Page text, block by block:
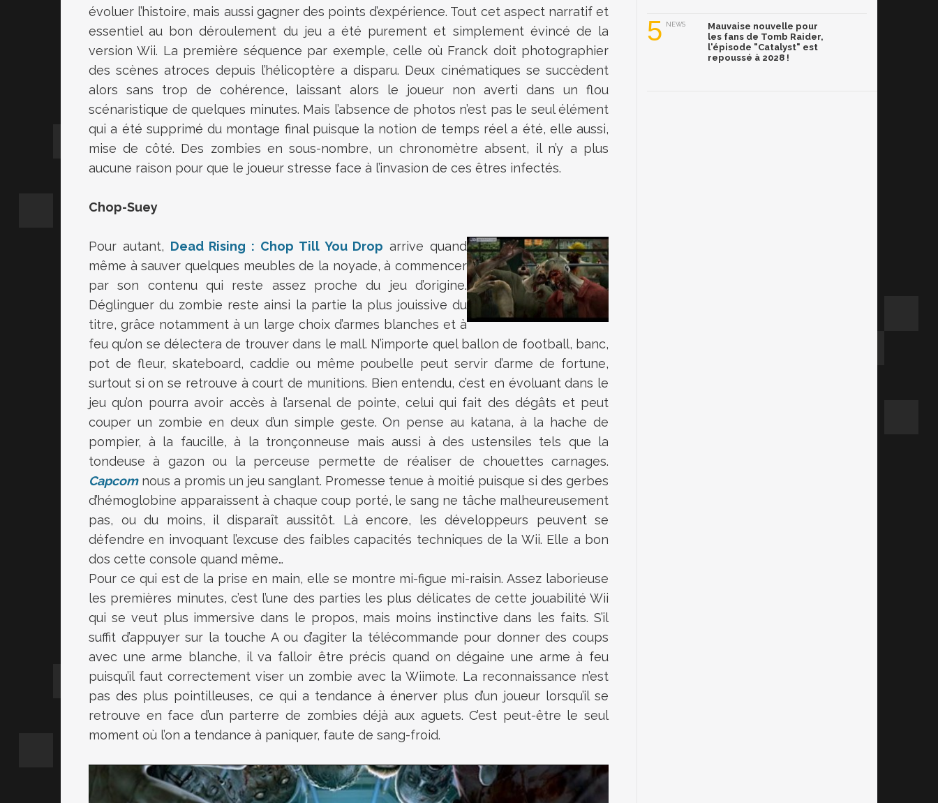
évoluer l’histoire, mais aussi gagner des points d’expérience. Tout cet aspect narratif et
essentiel au bon déroulement du jeu a été purement et simplement évincé de la
version Wii. La première séquence par exemple, celle où Franck doit photographier
des scènes atroces depuis l’hélicoptère a disparu. Deux cinématiques se succèdent
alors sans trop de cohérence, laissant alors le joueur non averti dans un flou
scénaristique de quelques minutes. Mais l’absence de photos n’est pas le seul élément
qui a été supprimé du montage final puisque la notion de temps réel a été, elle aussi,
mise de côté. Des zombies en sous-nombre, un chronomètre absent, il n’y a plus
aucune raison pour que le joueur stresse face à l’invasion de ces êtres infectés.
Chop-Suey
Pour autant, Dead Rising : Chop Till You Drop arrive quand
même à sauver quelques meubles de la noyade, à commencer
par son contenu qui reste assez proche du jeu d’origine.
Déglinguer du zombie reste ainsi la partie la plus jouissive du
titre, grâce notamment à un large choix d’armes blanches et à
feu qu’on se délectera de trouver dans le mall. N’importe quel ballon de football, banc,
pot de fleur, skateboard, caddie ou même poubelle peut servir d’arme de fortune,
surtout si on se retrouve à court de munitions. Bien entendu, c’est en évoluant dans le
jeu qu’on pourra avoir accès à l’arsenal de pointe, celui qui fait des dégâts et peut
couper un zombie en deux d’un simple geste. On pense au katana, à la hache de
pompier, à la faucille, à la tronçonneuse mais aussi à des ustensiles tels que la
tondeuse à gazon ou la perceuse permette de réaliser de chouettes carnages.
Capcomnous a promis un jeu sanglant. Promesse tenue à moitié puisque si des gerbes
d’hémoglobine apparaissent à chaque coup porté, le sang ne tâche malheureusement
pas, ou du moins, il disparaît aussitôt. Là encore, les développeurs peuvent se
défendre en invoquant l’excuse des faibles capacités techniques de la Wii. Elle a bon
dos cette console quand même…
Pour ce qui est de la prise en main, elle se montre mi-figue mi-raisin. Assez laborieuse
les premières minutes, c’est l’une des parties les plus délicates de cette jouabilité Wii
qui se veut plus immersive dans le propos, mais moins instinctive dans les faits. S’il
suffit d’appuyer sur la touche A ou d’agiter la télécommande pour donner des coups
avec une arme blanche, il va falloir être précis quand on dégaine une arme à feu
puisqu’il faut correctement viser un zombie avec la Wiimote. La reconnaissance n’est
pas des plus pointilleuses, ce qui a tendance à énerver plus d’un joueur lorsqu’il se
retrouve en face d’un parterre de zombies déjà aux aguets. C’est peut-être le seul
moment où l’on a tendance à paniquer, faute de sang-froid.
5 NEWS
Mauvaise nouvelle pour
les fans de Tomb Raider,
l'épisode "Catalyst" est
repoussé à 2028 !